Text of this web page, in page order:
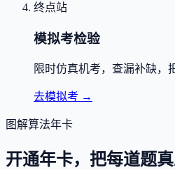
终点站
模拟考检验
限时仿真机考，查漏补缺，
去模拟考 →
图解算法年卡
开通年卡，把每道题